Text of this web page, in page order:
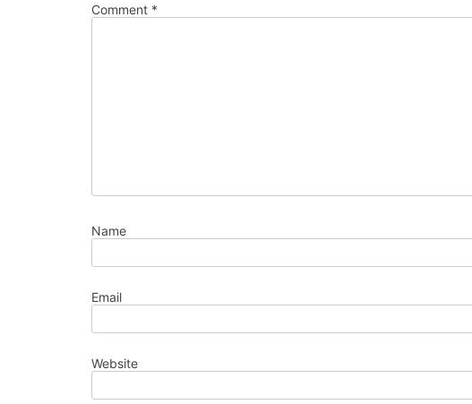
Comment *
Name
Email
Website